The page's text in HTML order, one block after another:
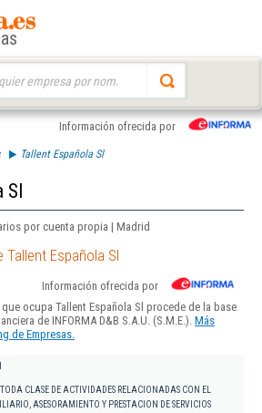
Información ofrecida por
Tallent Española Sl
Sl
por cuenta propia | Madrid
Española Sl
Información ofrecida por
ocupa Tallent Española Sl procede de la base
de INFORMA D&B S.A.U. (S.M.E.). Más
de Empresas.
CLASE DE ACTIVIDADES RELACIONADAS CON EL
ASESORAMIENTO Y PRESTACION DE SERVICIOS